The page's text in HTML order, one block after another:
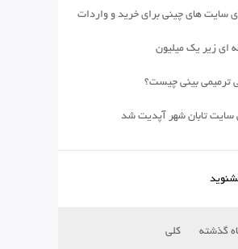
سایت های چینی برای خرید و واردات
ای زیر یک میلیون
ترمیمی بینی چیست؟
سایت تابان شهر آپدیت شد
گذشته کلی